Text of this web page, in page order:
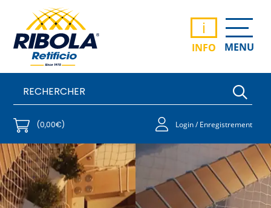
i
INFO MENU
(0,00€) Login / Enregistrement